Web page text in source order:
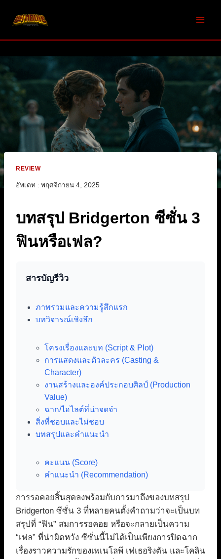
REVIEW
อัพเดท : พฤศจิกายน 4, 2025
บทสรุป Bridgerton ซีซั่น 3
ฟินหรือเฟล?
สารบัญรีวิว
ภาพรวมและความรู้สึกแรก
บทวิจารณ์เชิงลึก
โครงเรื่องและบท (Script & Plot)
การแสดงและตัวละคร (Casting &
Character)
งานสร้างและองค์ประกอบศิลป์ (Production
Value)
ฉาก/ไฮไลต์ที่น่าจดจำ
สิ่งที่ชอบและไม่ชอบ
บทสรุปและคำแนะนำ
คะแนน (Score)
คำแนะนำ (Recommendation)
การรอคอยสิ้นสุดลงพร้อมกับการมาถึงของบทสรุป
Bridgerton ซีซั่น 3 ที่หลายคนตั้งคำถามว่าจะเป็นบท
สรุปที่ “ฟิน” สมการรอคอย หรือจะกลายเป็นความ
“เฟล” ที่น่าผิดหวัง ซีซั่นนี้ไม่ได้เป็นเพียงการปิดฉาก
เรื่องราวความรักของเพเนโลพี เฟเธอริงตัน และโคลิน